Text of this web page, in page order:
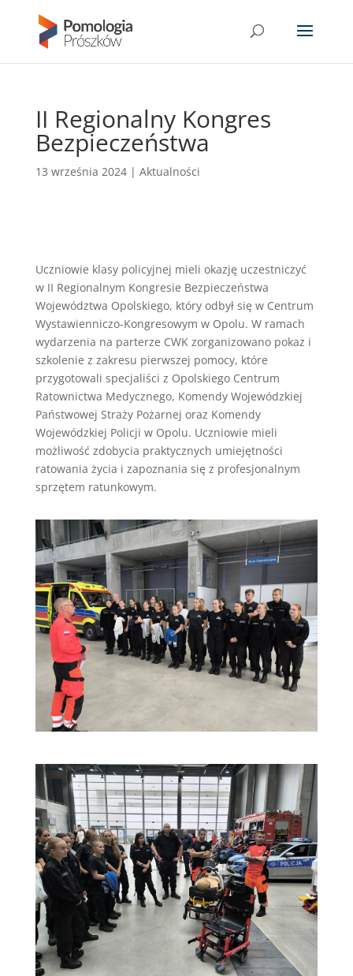
II Regionalny Kongres
Bezpieczeństwa
13 września 2024| Aktualności
Uczniowie klasy policyjnej mieli okazję uczestniczyć
w II Regionalnym Kongresie Bezpieczeństwa
Województwa Opolskiego, który odbył się w Centrum
Wystawienniczo-Kongresowym w Opolu. W ramach
wydarzenia na parterze CWK zorganizowano pokaz i
szkolenie z zakresu pierwszej pomocy, które
przygotowali specjaliści z Opolskiego Centrum
Ratownictwa Medycznego, Komendy Wojewódzkiej
Państwowej Straży Pożarnej oraz Komendy
Wojewódzkiej Policji w Opolu. Uczniowie mieli
możliwość zdobycia praktycznych umiejętności
ratowania życia i zapoznania się z profesjonalnym
sprzętem ratunkowym.